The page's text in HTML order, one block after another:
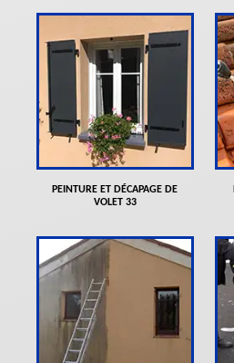
PEINTURE ET DÉCAPAGE DE
VOLET 33